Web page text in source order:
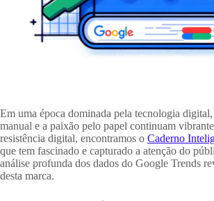
Em uma época dominada pela tecnologia digital,
manual e a paixão pelo papel continuam
resistência digital, encontramos o Caderno
que tem fascinado e capturado a atenção do
análise profunda dos dados do Google Trends
desta marca.